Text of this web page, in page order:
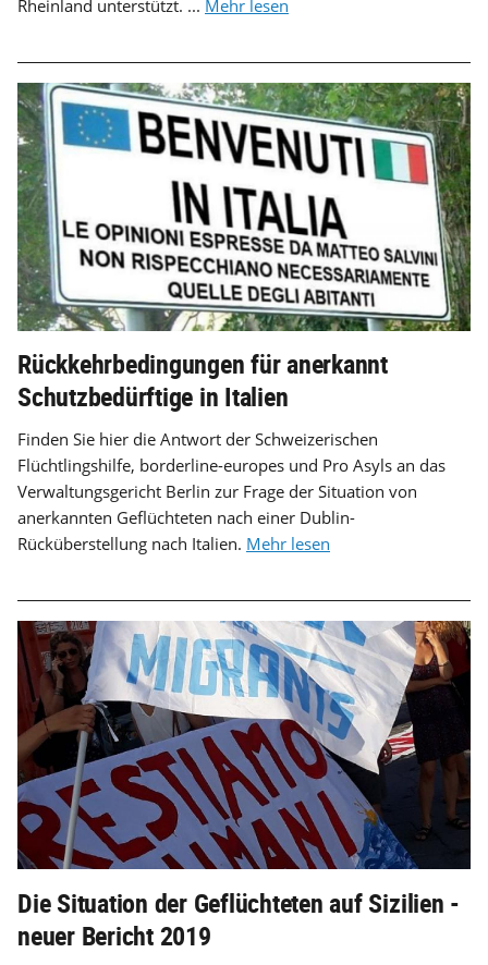
Rheinland unterstützt. ... Mehr lesen
Rückkehrbedingungen für anerkannt
Schutzbedürftige in Italien
Finden Sie hier die Antwort der Schweizerischen
Flüchtlingshilfe, borderline-europes und Pro Asyls an das
Verwaltungsgericht Berlin zur Frage der Situation von
anerkannten Geflüchteten nach einer Dublin-
Rücküberstellung nach Italien. Mehr lesen
Die Situation der Geflüchteten auf Sizilien -
neuer Bericht 2019